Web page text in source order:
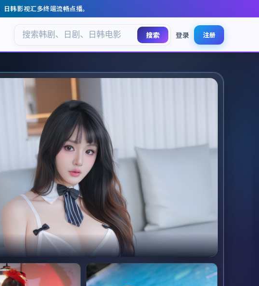
日韩影视汇多终端流畅点播。
搜索 登录 注册